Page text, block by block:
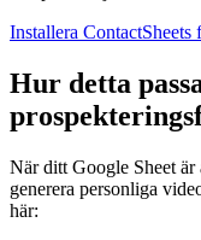
Installera
Hur detta
När ditt Google Sheet är
generera personliga
här: